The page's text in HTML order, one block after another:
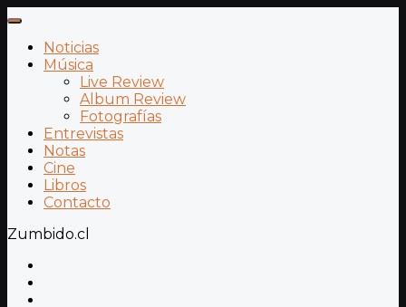
Noticias
Música
Live Review
Album Review
Fotografías
Entrevistas
Notas
Cine
Libros
Contacto
Zumbido.cl